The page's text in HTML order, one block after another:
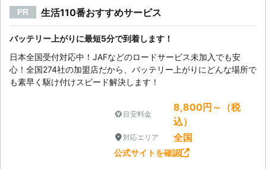
PR 生活110番おすすめサービス
バッテリー上がりに最短5分で到着します！
日本全国受付対応中！JAFなどのロードサービス未加入でも安
心！全国274社の加盟店だから、バッテリー上がりにどんな場所で
も素早く駆け付けスピード解決します！
目安料金
8,800円～（税
込）
対応エリア 全国
公式サイトを確認